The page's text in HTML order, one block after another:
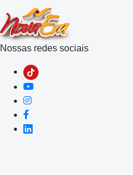
Nossas redes sociais